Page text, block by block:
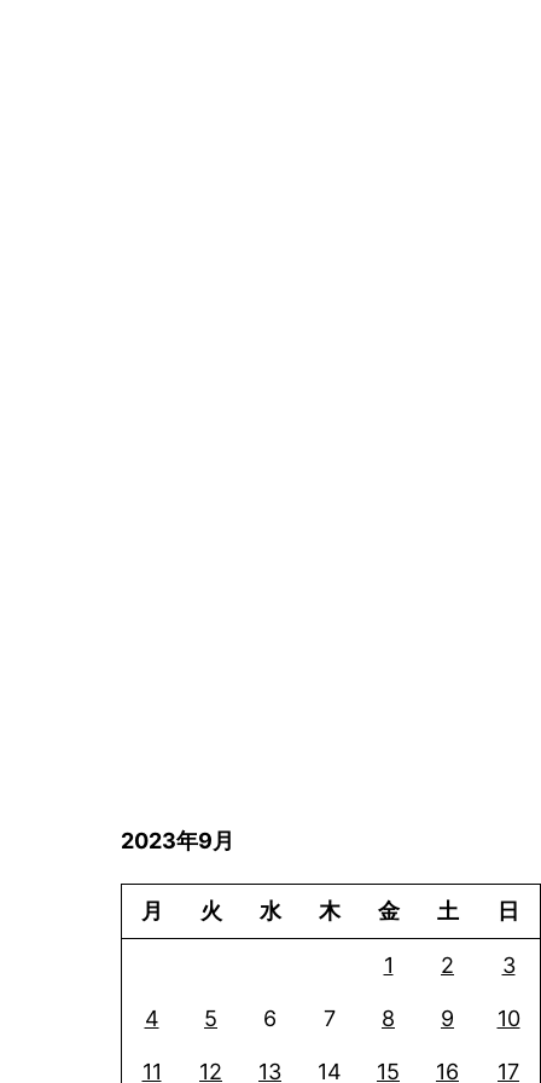
2023年9月
月 火 水 木 金 土 日
1 2 3
4 5 6 7 8 9 10
11 12 13 14 15 16 17